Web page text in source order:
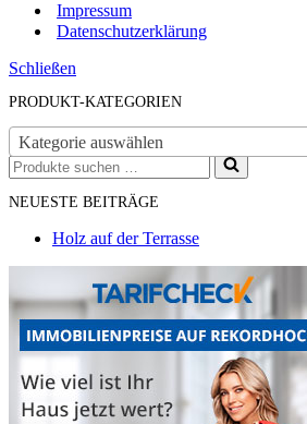
Impressum
Datenschutzerklärung
Schließen
PRODUKT-KATEGORIEN
Kategorie auswählen
Suchen
nach …
NEUESTE BEITRÄGE
Holz auf der Terrasse